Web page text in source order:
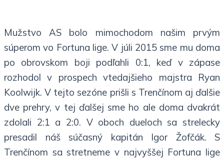
Mužstvo AS bolo mimochodom našim prvým
súperom vo Fortuna lige. V júli 2015 sme mu doma
po obrovskom boji podľahli 0:1, keď v zápase
rozhodol v prospech vtedajšieho majstra Ryan
Koolwijk. V tejto sezóne prišli s Trenčínom aj ďalšie
dve prehry, v tej ďalšej sme ho ale doma dvakrát
zdolali 2:1 a 2:0. V oboch dueloch sa strelecky
presadil náš súčasný kapitán Igor Žofčák. S
Trenčínom sa stretneme v najvyššej Fortuna lige